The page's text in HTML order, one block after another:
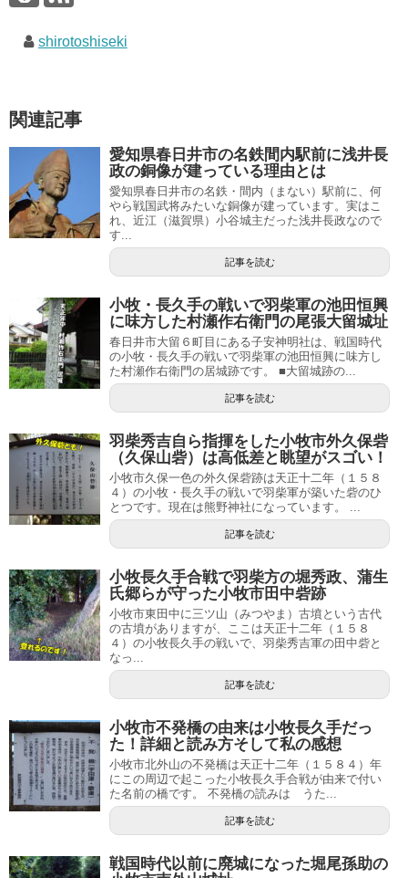
shirotoshiseki
関連記事
愛知県春日井市の名鉄間内駅前に浅井長
政の銅像が建っている理由とは
愛知県春日井市の名鉄・間内（まない）駅前に、何
やら戦国武将みたいな銅像が建っています。実はこ
れ、近江（滋賀県）小谷城主だった浅井長政なので
す...
記事を読む
小牧・長久手の戦いで羽柴軍の池田恒興
に味方した村瀬作右衛門の尾張大留城址
春日井市大留６町目にある子安神明社は、戦国時代
の小牧・長久手の戦いで羽柴軍の池田恒興に味方し
た村瀬作右衛門の居城跡です。 ■大留城跡の...
記事を読む
羽柴秀吉自ら指揮をした小牧市外久保砦
（久保山砦）は高低差と眺望がスゴい！
小牧市久保一色の外久保砦跡は天正十二年（１５８
４）の小牧・長久手の戦いで羽柴軍が築いた砦のひ
とつです。現在は熊野神社になっています。 ...
記事を読む
小牧長久手合戦で羽柴方の堀秀政、蒲生
氏郷らが守った小牧市田中砦跡
小牧市東田中に三ツ山（みつやま）古墳という古代
の古墳がありますが、ここは天正十二年（１５８
４）の小牧長久手の戦いで、羽柴秀吉軍の田中砦と
なっ...
記事を読む
小牧市不発橋の由来は小牧長久手だっ
た！詳細と読み方そして私の感想
小牧市北外山の不発橋は天正十二年（１５８４）年
にこの周辺で起こった小牧長久手合戦が由来で付い
た名前の橋です。 不発橋の読みは うた...
記事を読む
戦国時代以前に廃城になった堀尾孫助の